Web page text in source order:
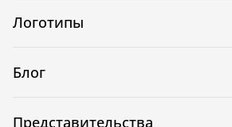
Логотипы
Блог
Представительства